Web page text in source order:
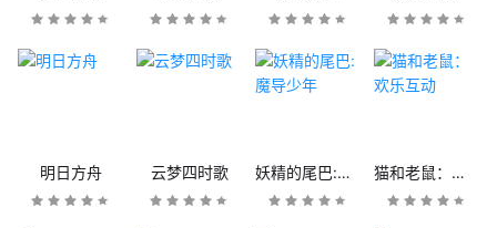
明日方舟 云梦四时歌 妖精的尾巴:魔导少年 猫和老鼠：欢乐互动